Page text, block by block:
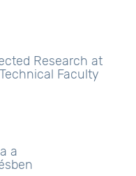
Research at
Faculty
a